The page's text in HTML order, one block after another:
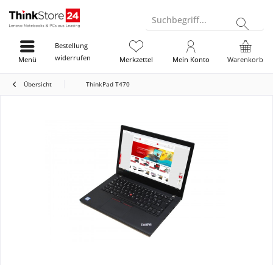
Suchbegriff...
Bestellung
widerrufen
Warenkorb
Merkzettel Mein Konto
Menü
Übersicht ThinkPad T470